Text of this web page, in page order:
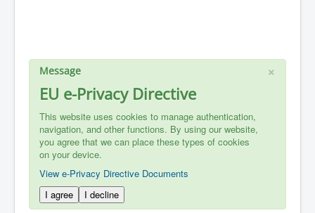
×
Message
EU e-Privacy Directive
This website uses cookies to manage authentication,
navigation, and other functions. By using our website,
you agree that we can place these types of cookies
on your device.
View e-Privacy Directive Documents
I agree
I decline